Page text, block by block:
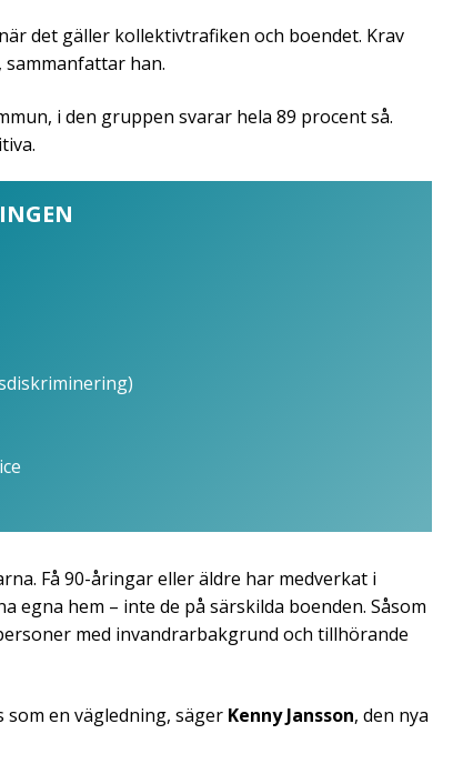
det gäller kollektivtrafiken och boendet. Krav
han.
i den gruppen svarar hela 89 procent så.
Få 90-åringar eller äldre har medverkat i
hem – inte de på särskilda boenden. Såsom
med invandrarbakgrund och tillhörande
en vägledning, säger Kenny Jansson, den nya